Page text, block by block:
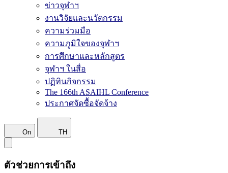
ข่าวจุฬาฯ
งานวิจัยและนวัตกรรม
ความร่วมมือ
ความภูมิใจของจุฬาฯ
การศึกษาและหลักสูตร
จุฬาฯ ในสื่อ
ปฏิทินกิจกรรม
The 166th ASAIHL Conference
ประกาศจัดซื้อจัดจ้าง
On TH
ตัวช่วยการเข้าถึง